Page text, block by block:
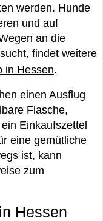
werden. Hunde
und auf
an die
findet weitere
in Hessen.
einen Ausflug
Flasche,
Einkaufszettel
eine gemütliche
ist, kann
zum
Hessen